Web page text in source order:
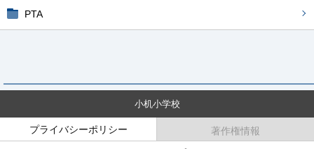
PTA
小机小学校
プライバシーポリシー
著作権情報